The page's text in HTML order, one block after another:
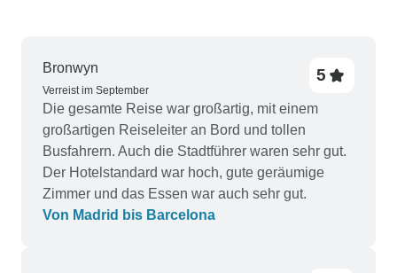
Bronwyn
Verreist im September
5
Die gesamte Reise war großartig, mit einem
großartigen Reiseleiter an Bord und tollen
Busfahrern. Auch die Stadtführer waren sehr gut.
Der Hotelstandard war hoch, gute geräumige
Zimmer und das Essen war auch sehr gut.
Von Madrid bis Barcelona